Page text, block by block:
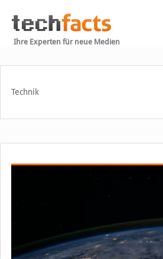
Ihre Experten für neue Medien
Technik